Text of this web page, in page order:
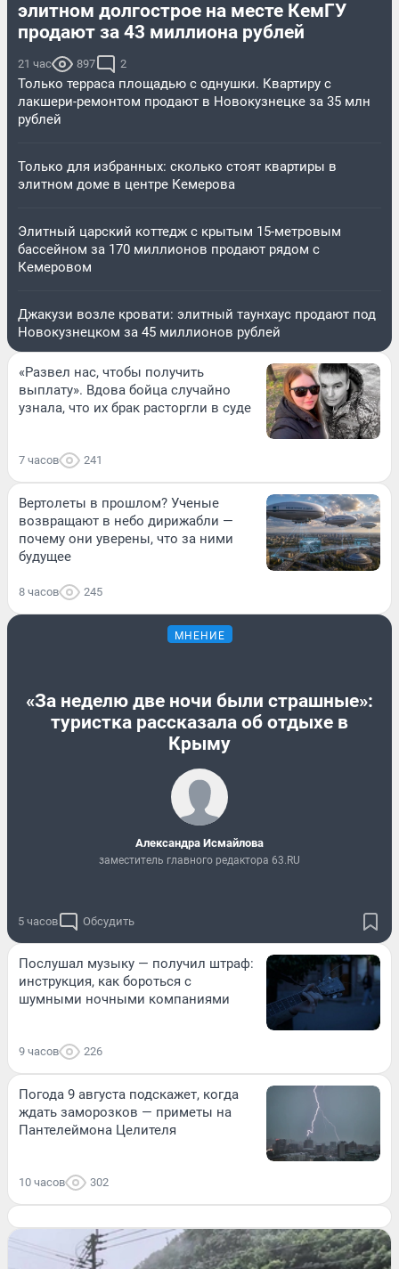
элитном долгострое на месте КемГУ
продают за 43 миллиона рублей
21 час 897 2
Только терраса площадью с однушки. Квартиру с
лакшери-ремонтом продают в Новокузнецке за 35 млн
рублей
Только для избранных: сколько стоят квартиры в
элитном доме в центре Кемерова
Элитный царский коттедж c крытым 15-метровым
бассейном за 170 миллионов продают рядом с
Кемеровом
Джакузи возле кровати: элитный таунхаус продают под
Новокузнецком за 45 миллионов рублей
«Развел нас, чтобы получить
выплату». Вдова бойца случайно
узнала, что их брак расторгли в суде
7 часов 241
Вертолеты в прошлом? Ученые
возвращают в небо дирижабли —
почему они уверены, что за ними
будущее
8 часов 245
МНЕНИЕ
«За неделю две ночи были страшные»:
туристка рассказала об отдыхе в
Крыму
Александра Исмайлова
заместитель главного редактора 63.RU
5 часов Обсудить
Послушал музыку — получил штраф:
инструкция, как бороться с
шумными ночными компаниями
9 часов 226
Погода 9 августа подскажет, когда
ждать заморозков — приметы на
Пантелеймона Целителя
10 часов 302